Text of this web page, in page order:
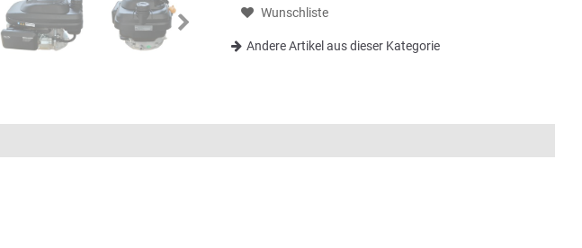
Wunschliste
Andere Artikel aus dieser Kategorie